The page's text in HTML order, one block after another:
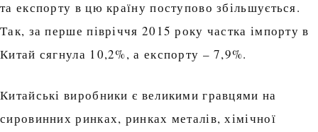
та експорту в цю країну поступово збільшується.
Так, за перше півріччя 2015 року частка імпорту в
Китай сягнула 10,2%, а експорту – 7,9%.
Китайські виробники є великими гравцями на
сировинних ринках, ринках металів, хімічної